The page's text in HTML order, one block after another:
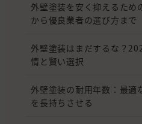
外壁塗装を安く抑えるため
から優良業者の選び方まで
外壁塗装はまだするな？
情と賢い選択
外壁塗装の耐用年数：最適
を長持ちさせる